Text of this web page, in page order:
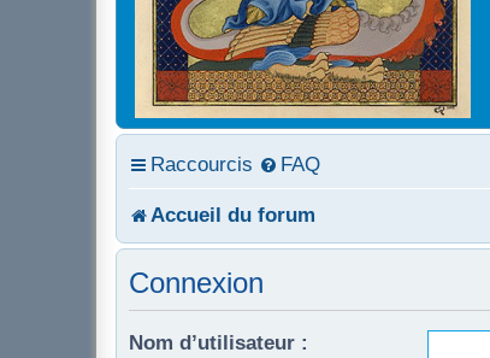
Raccourcis FAQ
Accueil du forum
Connexion
Nom d’utilisateur :